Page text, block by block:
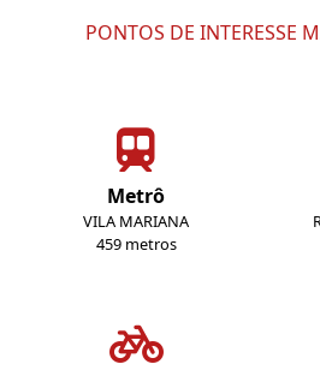
PONTOS DE INTERESSE
Metrô
VILA MARIANA
459 metros